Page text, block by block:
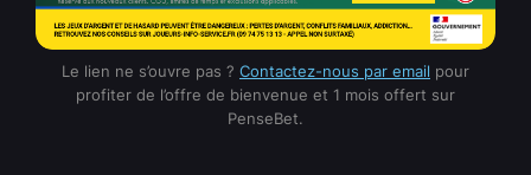
Le lien ne s’ouvre pas ? Contactez-nous par email pour
profiter de l’offre de bienvenue et 1 mois offert sur
PenseBet.